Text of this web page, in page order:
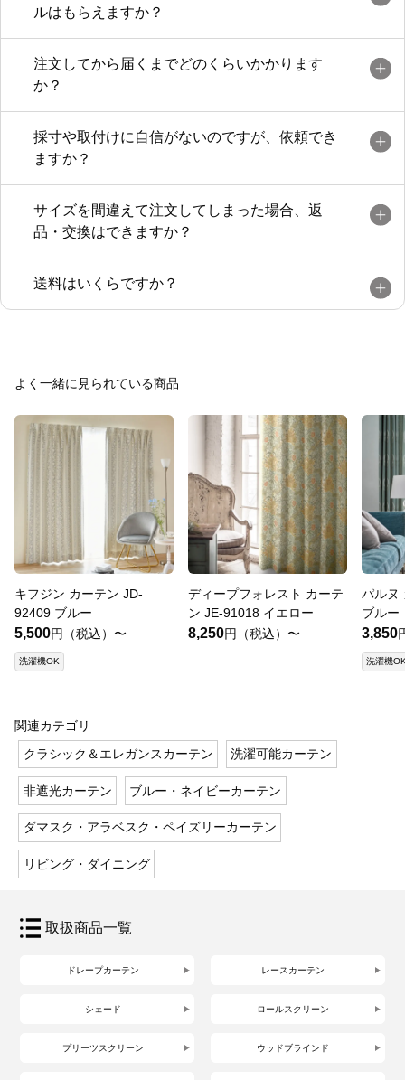
ルはもらえますか？
注文してから届くまでどのくらいかかります
か？
採寸や取付けに自信がないのですが、依頼でき
ますか？
サイズを間違えて注文してしまった場合、返
品・交換はできますか？
送料はいくらですか？
よく一緒に見られている商品
キフジン カーテン JD-
92409 ブルー
5,500円（税込）〜
洗濯機OK
ディープフォレスト カーテ
ン JE-91018 イエロー
8,250円（税込）〜
パルヌ
ブルー
3,850
洗濯機
関連カテゴリ
クラシック＆エレガンスカーテン
洗濯可能カーテン
非遮光カーテン ブルー・ネイビーカーテン
ダマスク・アラベスク・ペイズリーカーテン
リビング・ダイニング
取扱商品一覧
ドレープカーテン レースカーテン
シェード ロールスクリーン
プリーツスクリーン ウッドブラインド